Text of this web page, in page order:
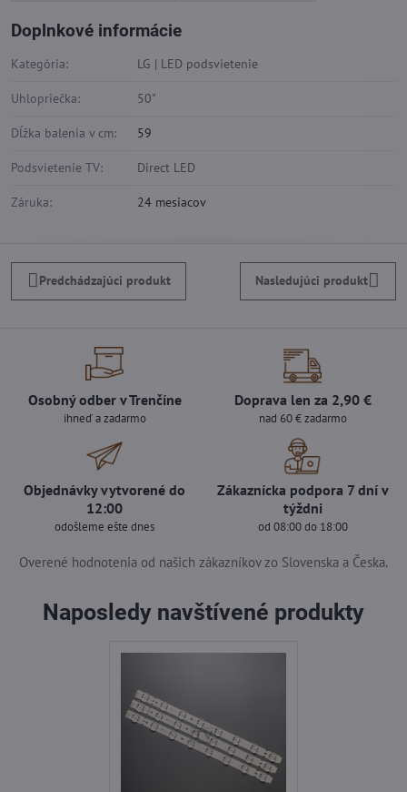
Doplnkové informácie
Kategória: LG | LED podsvietenie
Uhlopriečka: 50"
Dĺžka balenia v cm: 59
Podsvietenie TV: Direct LED
Záruka: 24 mesiacov
Predchádzajúci produkt Nasledujúci produkt
Osobný odber v Trenčíne
ihneď a zadarmo
Doprava len za 2,90 €
nad 60 € zadarmo
Objednávky vytvorené do
12:00
odošleme ešte dnes
Zákaznícka podpora 7 dní v
týždni
od 08:00 do 18:00
Overené hodnotenia od našich zákazníkov zo Slovenska a Česka.
Naposledy navštívené produkty